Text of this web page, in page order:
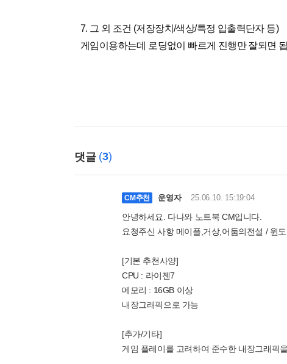
7. 그 외 조건 (저장장치/색상/특정 입출력단자 등)
게임이용하는데 로딩없이 빠르게 진행만 잘되면
댓글 (3)
CM추천 운영자 25.06.10. 15:19:04
안녕하세요. 다나와 노트북 CM입니다.
요청주신 사항 메이플,거상,어둠의전설 / 윈
[기본 추천사양]
CPU : 라이젠7
메모리 : 16GB 이상
내장그래픽으로 가능
[추가/기타]
게임 플레이를 고려하여 준수한 내장그래픽